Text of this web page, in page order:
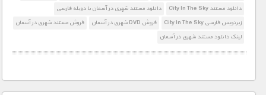
دانلود مستند City In The Sky
دانلود مستند شهری در آسمان با دوبله فارسی
زیرنویس فارسی City In The Sky
فروش DVD شهری در آسمان
فروش مستند شهری در آسمان
لینک دانلود مستند شهری در آسمان